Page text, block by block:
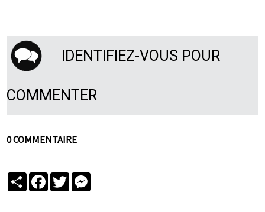
IDENTIFIEZ-VOUS POUR
COMMENTER
0 COMMENTAIRE
PartagerFacebook
Twitter